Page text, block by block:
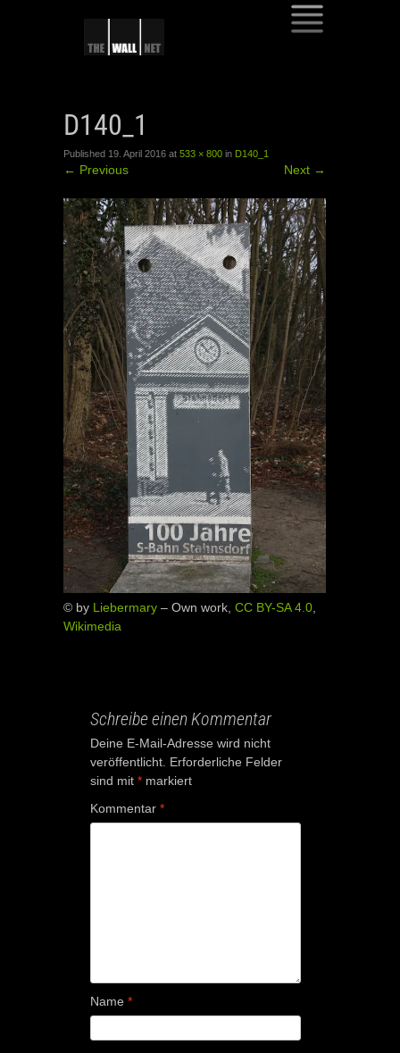
TO
CONTENT
D140_1
Published 19. April 2016 at 533 × 800 in D140_1
← Previous Next →
© by Liebermary – Own work CC BY-SA 4.0
Wikimedia
Schreibe einen Kommentar
Deine E-Mail-Adresse wird nicht
veröffentlicht. Erforderliche Felder
sind mit * markiert
Kommentar *
Name *